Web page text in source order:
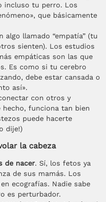
incluso tu perro. Los
que básicamente
algo llamado “empatía” (tu
sienten). Los estudios
empáticas son las que
Es como si tu cerebro
debe estar cansada o
así».
con otros y
funciona tan bien
puede hacerte
dije!)
la cabeza
de nacer. Sí, los fetos ya
de sus mamás. Los
ecografías. Nadie sabe
es perturbador.